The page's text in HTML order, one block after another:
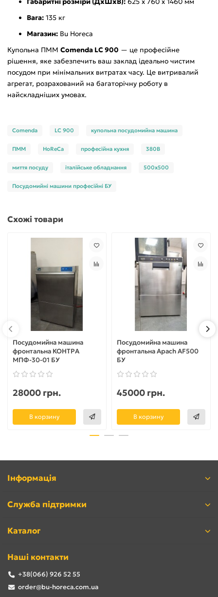
Вага: 135 кг
Магазин: Bu Horeca
Купольна ПММ Comenda LC 900 — це професійне
рішення, яке забезпечить ваш заклад ідеально чистим
посудом при мінімальних витратах часу. Це витривалий
агрегат, розрахований на багаторічну роботу в
найскладніших умовах.
Comenda LC 900 купольна посудомийна машина
ПММ HoReCa професійна кухня 380В
миття посуду італійське обладнання 500х500
Посудомийні машини професійні БУ
Схожі товари
Посудомийна машина
фронтальна КОНТРА
МПФ-30-01 БУ
28000 грн.
В корзину
Посудомийна машина
фронтальна Apach AF500
БУ
45000 грн.
В корзину
Інформація
Служба підтримки
Каталог
Наші контакти
+38(066) 926 52 55
order@bu-horeca.com.ua